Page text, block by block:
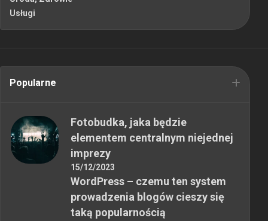
Usługi
Popularne
Fotobudka, jaka będzie
elementem centralnym niejednej
imprezy
15/12/2023
WordPress – czemu ten system
prowadzenia blogów cieszy się
taką popularnością